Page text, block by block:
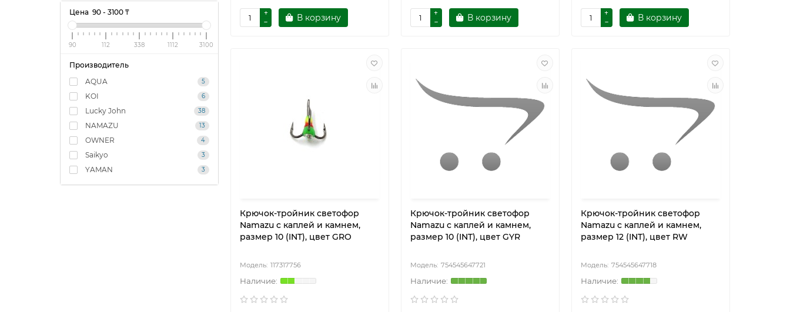
Цена 90 - 3100 ₸
90 112 338 1112 3100
Производитель
AQUA
5
KOI 6
Lucky John 38
NAMAZU 13
OWNER 4
Saikyo 3
YAMAN 3
В корзину В корзину В корзину
Крючок-тройник светофор
Namazu с каплей и камнем,
размер 10 (INT), цвет GRO
117317756
Крючок-тройник светофор
Namazu с каплей и камнем,
размер 10 (INT), цвет GYR
754545647721
Крючок-тройник светофор
Namazu с каплей и камнем,
размер 12 (INT), цвет RW
754545647718